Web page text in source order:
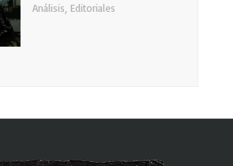
Análisis Editoriales